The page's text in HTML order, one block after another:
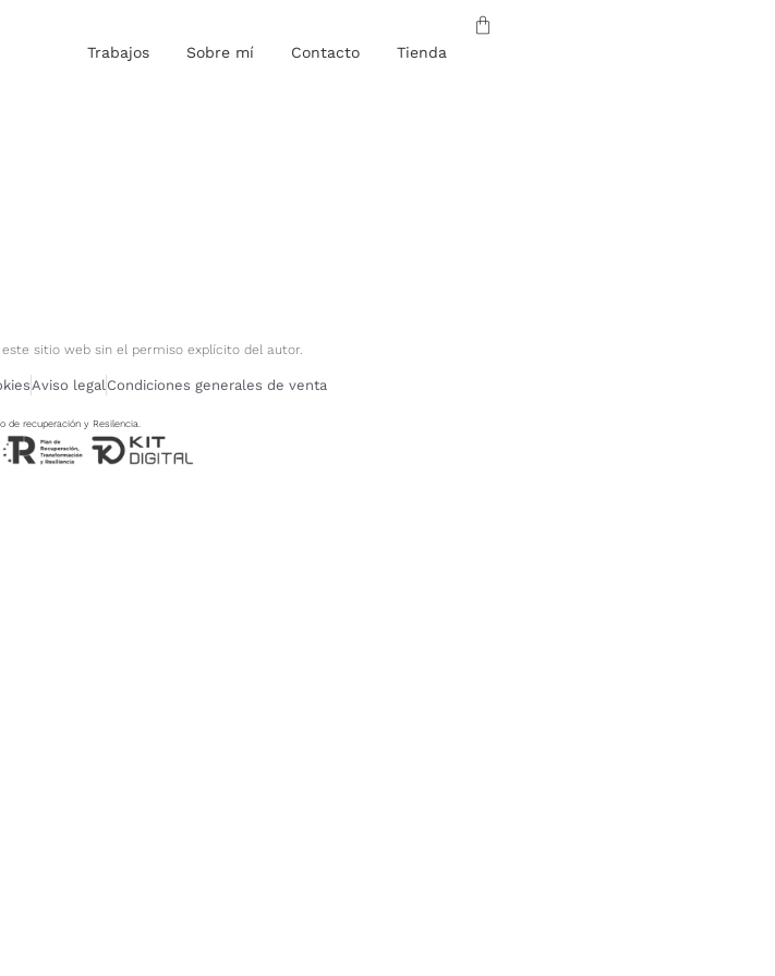
Trabajos Sobre mí Contacto Tienda
sitio web sin el permiso explícito del autor.
Aviso legal Condiciones generales de venta
de recuperación y Resilencia.